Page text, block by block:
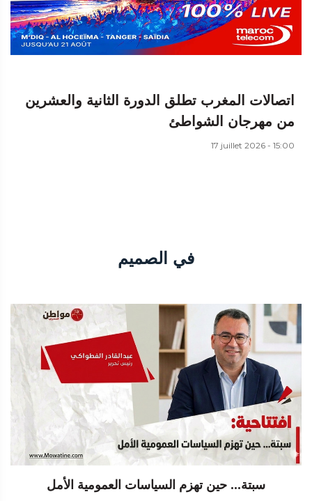
اتصالات المغرب تطلق الدورة الثانية والعشرين
من مهرجان الشواطئ
17 juillet 2026 - 15:00
في الصميم
سبتة... حين تهزم السياسات العمومية الأمل